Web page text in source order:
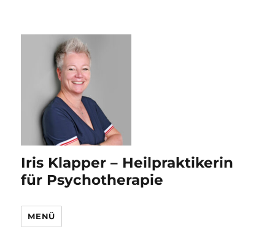
Iris Klapper – Heilpraktikerin
für Psychotherapie
MENÜ